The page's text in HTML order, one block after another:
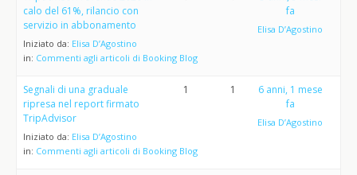
calo del 61%, rilancio con
servizio in abbonamento
Iniziato da: Elisa D’Agostino
in: Commenti agli articoli di Booking Blog
fa
Elisa D’Agostino
Segnali di una graduale
ripresa nel report firmato
TripAdvisor
Iniziato da: Elisa D’Agostino
in: Commenti agli articoli di Booking Blog
1 1
6 anni, 1 mese
fa
Elisa D’Agostino